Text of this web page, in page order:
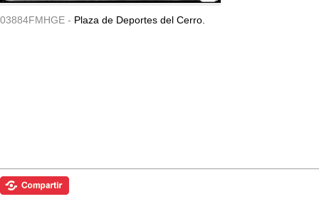
03884FMHGE - Plaza de Deportes del Cerro.